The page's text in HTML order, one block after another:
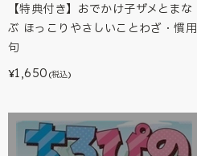
【特典付き】おでかけ子ザメとまな
ぶ ほっこりやさしいことわざ・慣用
句
¥1,650 (税込)